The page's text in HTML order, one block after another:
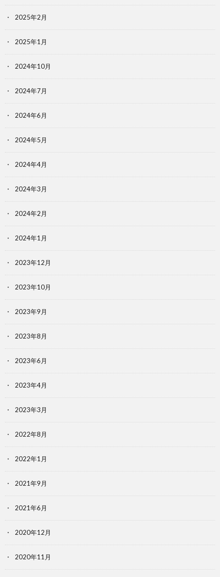
2025年2月
2025年1月
2024年10月
2024年7月
2024年6月
2024年5月
2024年4月
2024年3月
2024年2月
2024年1月
2023年12月
2023年10月
2023年9月
2023年8月
2023年6月
2023年4月
2023年3月
2022年8月
2022年1月
2021年9月
2021年6月
2020年12月
2020年11月